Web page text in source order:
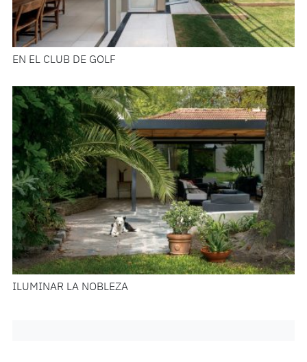
EN EL CLUB DE GOLF
ILUMINAR LA NOBLEZA